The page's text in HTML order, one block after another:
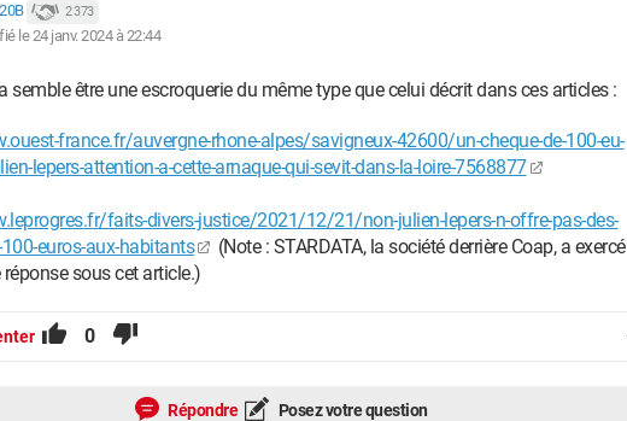
2 373
le 24 janv. 2024 à 22:44
semble être une escroquerie du même type que celui décrit dans ces articles :
france.fr/auvergne-rhone-alpes/savigneux-42600/un-cheque-de-100-eu-
lepers-attention-a-cette-arnaque-qui-sevit-dans-la-loire-7568877
faits-divers-justice/2021/12/21/non-julien-lepers-n-offre-pas-des-
euros-aux-habitants
(Note : STARDATA, la société derrière Coap, a exercé
sous cet article.)
0
Répondre Posez votre question